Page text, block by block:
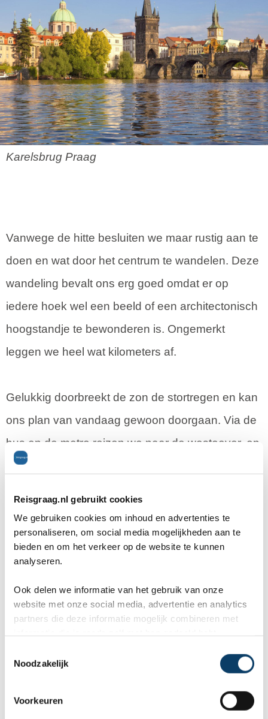
Reisgraag.nl gebruikt cookies
We gebruiken cookies om inhoud en advertenties te
personaliseren, om social media mogelijkheden aan te
bieden en om het verkeer op de website te kunnen
analyseren.
Ook delen we informatie van het gebruik van onze
website met onze social media, advertentie en analytics
partners die deze informatie mogelijk combineren met
Noodzakelijk
Voorkeuren
Karelsbrug Praag
Vanwege de hitte besluiten we maar rustig aan te
doen en wat door het centrum te wandelen. Deze
wandeling bevalt ons erg goed omdat er op
iedere hoek wel een beeld of een architectonisch
hoogstandje te bewonderen is. Ongemerkt
leggen we heel wat kilometers af.
Gelukkig doorbreekt de zon de stortregen en kan
ons plan van vandaag gewoon doorgaan. Via de
bus en de metro reizen we naar de westoever, op
weg naar de burcht. Allereerst bekijken we de wijk
Praagse burcht is verreweg het grootste en
belangrijkste in deze wijk. De St Vitus Kathedraal
torent hoog boven de 9e eeuwse fundamenten
koningen liggen begraven in deze grote, gotische
kerk.
laantje' en wanen ons even in een echt
middeleeuws stadje. De winkels van oude